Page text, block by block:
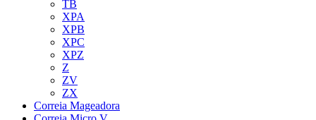
TB
XPA
XPB
XPC
XPZ
Z
ZV
ZX
Correia Mageadora